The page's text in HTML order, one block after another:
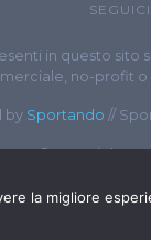
in questo sito
no-profit o
by Sportando //
© Copyright
la migliore